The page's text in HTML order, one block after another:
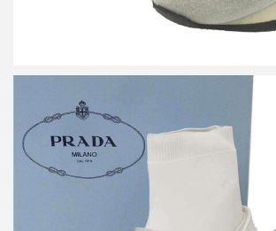
プラダ ソックスベルテッドスニーカ